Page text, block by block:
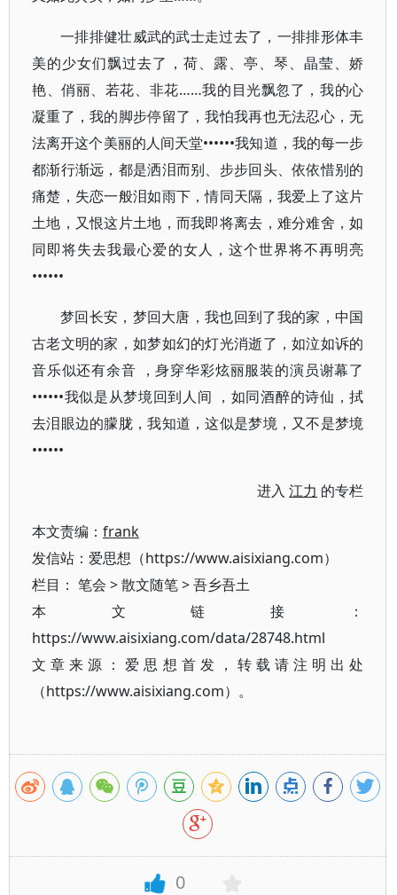
一排排健壮威武的武士走过去了，一排排形体丰
美的少女们飘过去了，荷、露、亭、琴、晶莹、娇
艳、俏丽、若花、非花……我的目光飘忽了，我的心
凝重了，我的脚步停留了，我怕我再也无法忍心，无
法离开这个美丽的人间天堂••••••我知道，我的每一步
都渐行渐远，都是洒泪而别、步步回头、依依惜别的
痛楚，失恋一般泪如雨下，情同天隔，我爱上了这片
土地，又恨这片土地，而我即将离去，难分难舍，如
同即将失去我最心爱的女人，这个世界将不再明亮
••••••
梦回长安，梦回大唐，我也回到了我的家，中国
古老文明的家，如梦如幻的灯光消逝了，如泣如诉的
音乐似还有余音 ，身穿华彩炫丽服装的演员谢幕了
••••••我似是从梦境回到人间 ，如同酒醉的诗仙，拭
去泪眼边的朦胧，我知道，这似是梦境，又不是梦境
••••••
进入江力 的专栏
本文责编： frank
发信站：爱思想（https://www.aisixiang.com）
栏目： 笔会 >散文随笔>吾乡吾土
本文链接：
https://www.aisixiang.com/data/28748.html
文章来源：爱思想首发，转载请注明出处
（https://www.aisixiang.com）。
0